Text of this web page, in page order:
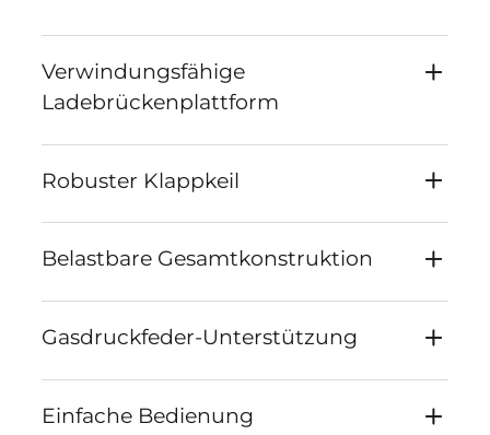
Verwindungsfähige
Ladebrückenplattform
Robuster Klappkeil
Belastbare Gesamtkonstruktion
Gasdruckfeder-Unterstützung
Einfache Bedienung